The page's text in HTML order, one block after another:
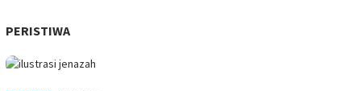
PERISTIWA